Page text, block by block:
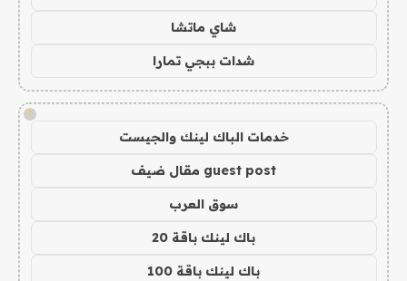
شاي ماتشا
شدات ببجي تمارا
!
خدمات الباك لينك والجيست
guest post مقال ضيف
سوق العرب
باك لينك باقة 20
باك لينك باقة 100